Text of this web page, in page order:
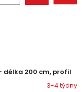
délka 200 cm, profil
3-4 týdny